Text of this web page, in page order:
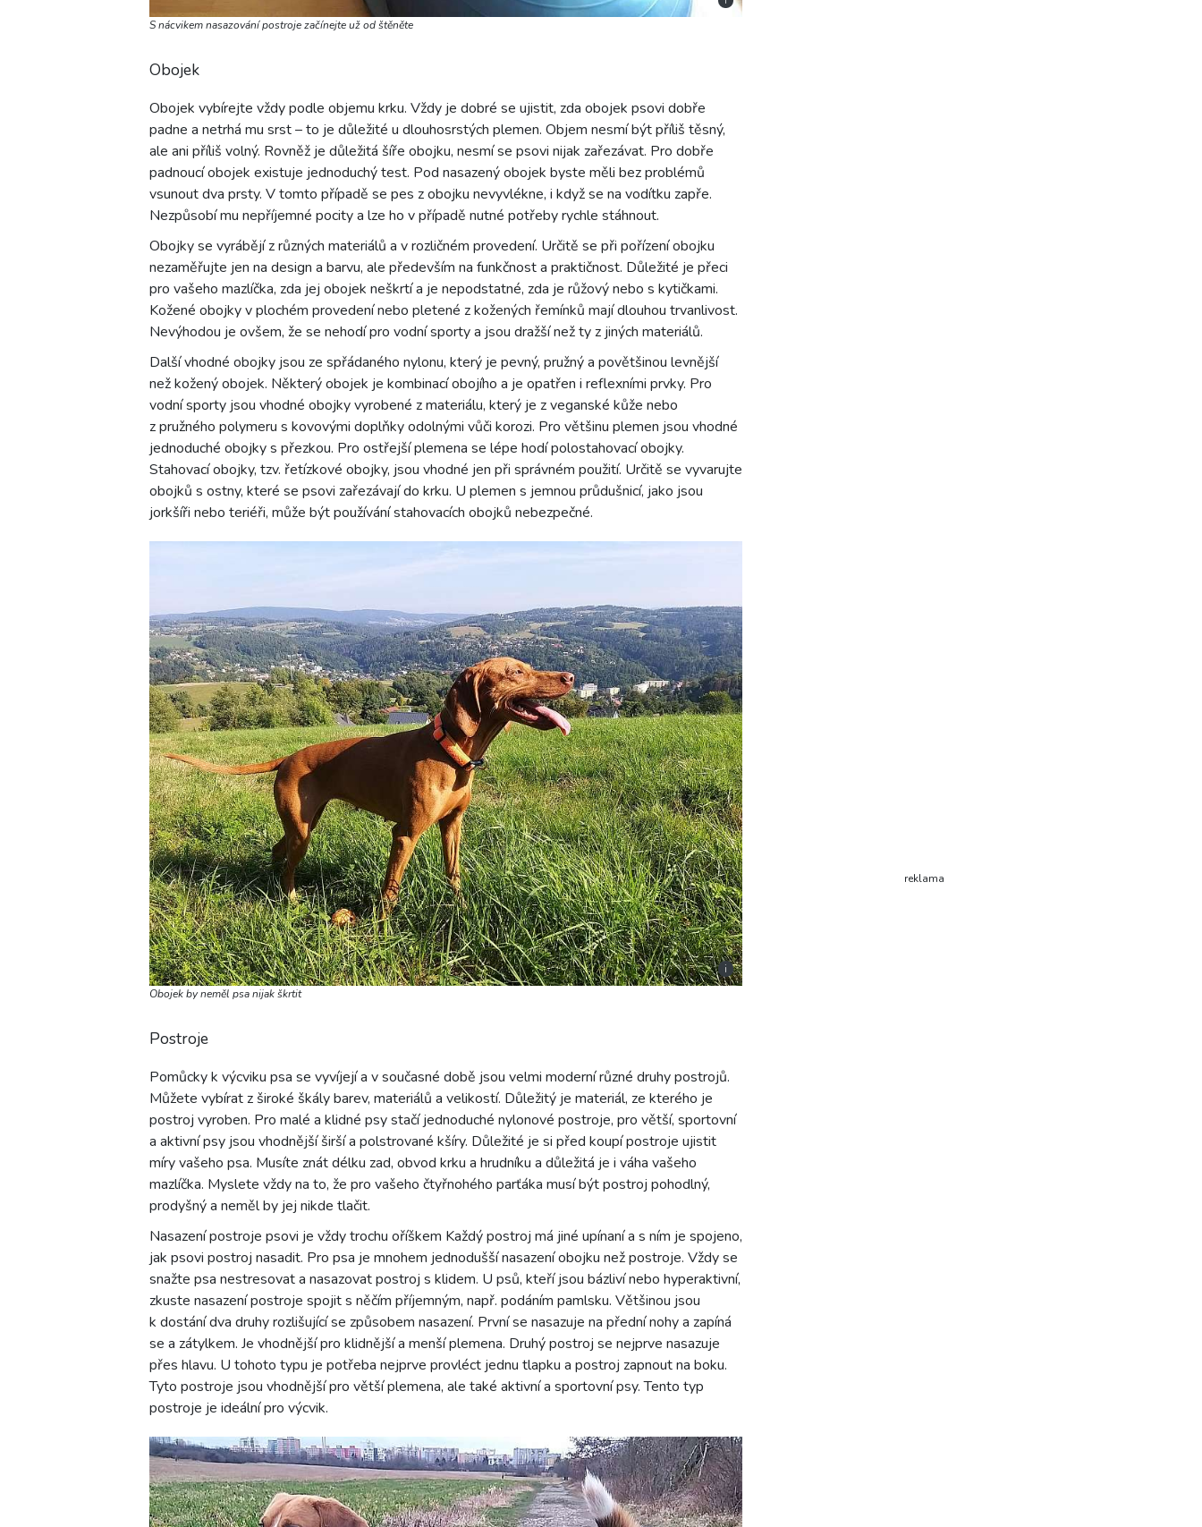
S nácvikem nasazování postroje začínejte už od štěněte
Obojek
Obojek vybírejte vždy podle objemu krku. Vždy je dobré se ujistit, zda obojek psovi dobře
padne a netrhá mu srst – to je důležité u dlouhosrstých plemen. Objem nesmí být příliš těsný,
ale ani příliš volný. Rovněž je důležitá šíře obojku, nesmí se psovi nijak zařezávat. Pro dobře
padnoucí obojek existuje jednoduchý test. Pod nasazený obojek byste měli bez problémů
vsunout dva prsty. V tomto případě se pes z obojku nevyvlékne, i když se na vodítku zapře.
Nezpůsobí mu nepříjemné pocity a lze ho v případě nutné potřeby rychle stáhnout.
Obojky se vyrábějí z různých materiálů a v rozličném provedení. Určitě se při pořízení obojku
nezaměřujte jen na design a barvu, ale především na funkčnost a praktičnost. Důležité je přeci
pro vašeho mazlíčka, zda jej obojek neškrtí a je nepodstatné, zda je růžový nebo s kytičkami.
Kožené obojky v plochém provedení nebo pletené z kožených řemínků mají dlouhou trvanlivost.
Nevýhodou je ovšem, že se nehodí pro vodní sporty a jsou dražší než ty z jiných materiálů.
Další vhodné obojky jsou ze spřádaného nylonu, který je pevný, pružný a povětšinou levnější
než kožený obojek. Některý obojek je kombinací obojího a je opatřen i reflexními prvky. Pro
vodní sporty jsou vhodné obojky vyrobené z materiálu, který je z veganské kůže nebo
z pružného polymeru s kovovými doplňky odolnými vůči korozi. Pro většinu plemen jsou vhodné
jednoduché obojky s přezkou. Pro ostřejší plemena se lépe hodí polostahovací obojky.
Stahovací obojky, tzv. řetízkové obojky, jsou vhodné jen při správném použití. Určitě se vyvarujte
obojků s ostny, které se psovi zařezávají do krku. U plemen s jemnou průdušnicí, jako jsou
jorkšíři nebo teriéři, může být používání stahovacích obojků nebezpečné.
i
Obojek by neměl psa nijak škrtit
Postroje
Pomůcky k výcviku psa se vyvíjejí a v současné době jsou velmi moderní různé druhy postrojů.
Můžete vybírat z široké škály barev, materiálů a velikostí. Důležitý je materiál, ze kterého je
postroj vyroben. Pro malé a klidné psy stačí jednoduché nylonové postroje, pro větší, sportovní
a aktivní psy jsou vhodnější širší a polstrované kšíry. Důležité je si před koupí postroje ujistit
míry vašeho psa. Musíte znát délku zad, obvod krku a hrudníku a důležitá je i váha vašeho
mazlíčka. Myslete vždy na to, že pro vašeho čtyřnohého parťáka musí být postroj pohodlný,
prodyšný a neměl by jej nikde tlačit.
Nasazení postroje psovi je vždy trochu oříškem Každý postroj má jiné upínaní a s ním je spojeno,
jak psovi postroj nasadit. Pro psa je mnohem jednodušší nasazení obojku než postroje. Vždy se
snažte psa nestresovat a nasazovat postroj s klidem. U psů, kteří jsou bázliví nebo hyperaktivní,
zkuste nasazení postroje spojit s něčím příjemným, např. podáním pamlsku. Většinou jsou
k dostání dva druhy rozlišující se způsobem nasazení. První se nasazuje na přední nohy a zapíná
se a zátylkem. Je vhodnější pro klidnější a menší plemena. Druhý postroj se nejprve nasazuje
přes hlavu. U tohoto typu je potřeba nejprve provléct jednu tlapku a postroj zapnout na boku.
Tyto postroje jsou vhodnější pro větší plemena, ale také aktivní a sportovní psy. Tento typ
postroje je ideální pro výcvik.
reklama